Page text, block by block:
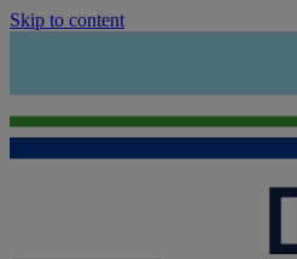
Skip to content